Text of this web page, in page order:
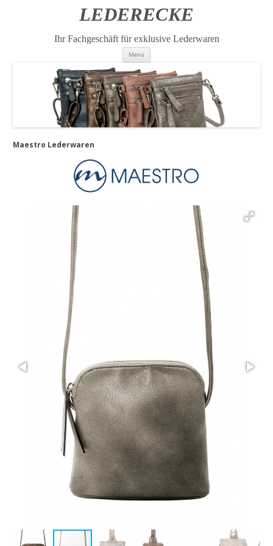
LEDERECKE
Ihr Fachgeschäft für exklusive Lederwaren
Menü Zum Inhalt springen
Maestro Lederwaren